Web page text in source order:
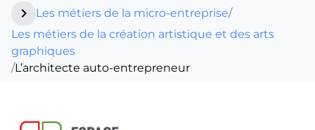
chevron_right Les métiers de la micro-entreprise/
Les métiers de la création artistique et des arts
graphiques
/L’architecte auto-entrepreneur